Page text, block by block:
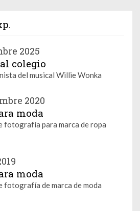
2025
colegio
del musical Willie Wonka
2020
moda
fotografía para marca de ropa
moda
fotografía de marca de moda